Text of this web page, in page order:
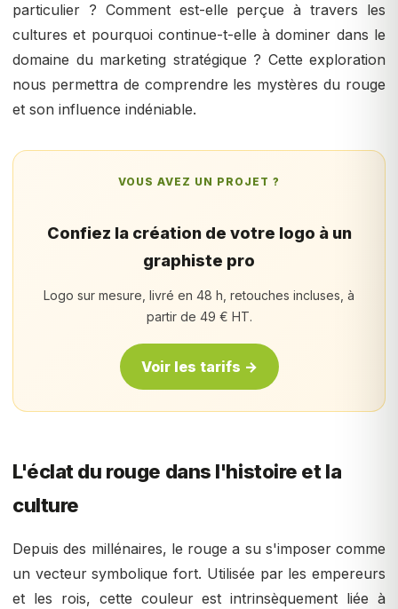
particulier ? Comment est-elle perçue à travers les
cultures et pourquoi continue-t-elle à dominer dans le
domaine du marketing stratégique ? Cette exploration
nous permettra de comprendre les mystères du rouge
et son influence indéniable.
VOUS AVEZ UN PROJET ?
Confiez la création de votre logo à un
graphiste pro
Logo sur mesure, livré en 48 h, retouches incluses, à
partir de 49 € HT.
Voir les tarifs →
L'éclat du rouge dans l'histoire et la
culture
Depuis des millénaires, le rouge a su s'imposer comme
un vecteur symbolique fort. Utilisée par les empereurs
et les rois, cette couleur est intrinsèquement liée à